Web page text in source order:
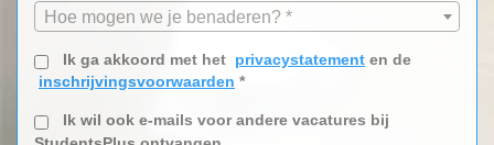
Hoe mogen we je benaderen? *
Ik ga akkoord met het privacystatement en de
inschrijvingsvoorwaarden *
Ik wil ook e-mails voor andere vacatures bij